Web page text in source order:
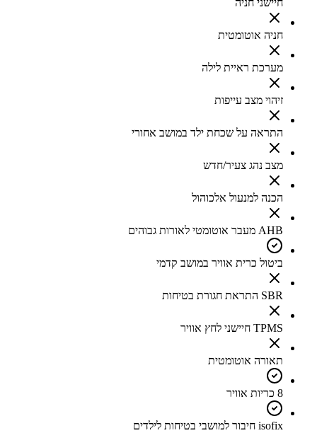
חיישני חניה
חניה אוטומטית
מערכת ראיית לילה
זיהוי מצב עייפות
התראה על שכחת ילד במושב אחורי
מצב נהג צעיר/חדש
הכנה למנעול אלכוהול
AHB מעבר אוטומטי לאורות גבוהים
ביטול כרית אוויר במושב קדמי
SBR התראת חגורת בטיחות
TPMS חיישני לחץ אוויר
תאורה אוטומטית
8 כריות אוויר
isofix חיבור למושבי בטיחות לילדים